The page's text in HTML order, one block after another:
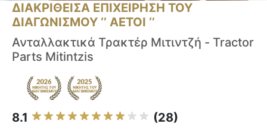
ΔΙΑΚΡΙΘΕΙΣΑ ΕΠΙΧΕΙΡΗΣΗ ΤΟΥ
ΔΙΑΓΩΝΙΣΜΟΥ ‘’ ΑΕΤΟΙ ‘’
Ανταλλακτικά Τρακτέρ Μιτιντζή - Tractor
Parts Mitintzis
8.1 (28)